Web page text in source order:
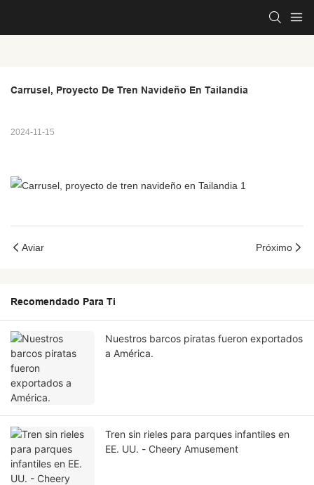
Carrusel, Proyecto De Tren Navideño En Tailandia
2024-11-15
Aviar Próximo
Recomendado Para Ti
Nuestros barcos piratas fueron exportados
a América.
Tren sin rieles para parques infantiles en
EE. UU. - Cheery Amusement